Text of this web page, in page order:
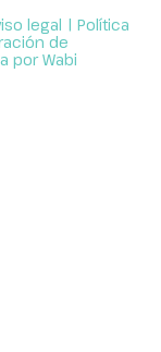
legal | Política
de
porWabi